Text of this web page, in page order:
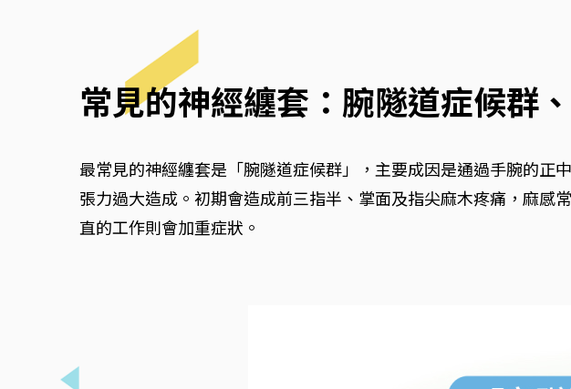
常見的神經纏套：腕隧道症候群
最常見的神經纏套是「腕隧道症候群」，主要成因是通過手腕的正
張力過大造成。初期會造成前三指半、掌面及指尖麻木疼痛，麻感
直的工作則會加重症狀。